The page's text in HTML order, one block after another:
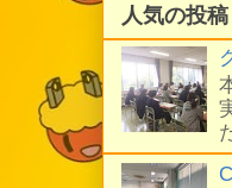
人気の投稿